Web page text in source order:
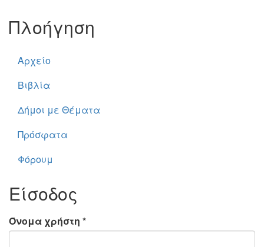
Πλοήγηση
Αρχείο
Βιβλία
Δήμοι με Θέματα
Πρόσφατα
Φόρουμ
Είσοδος
Όνομα χρήστη *